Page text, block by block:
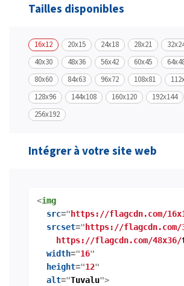
Tailles disponibles
16x12 20x15 24x18 28x21
40x30
48x36 56x42 60x45
80x60
84x63 96x72 108x81
128x96
144x108 160x120 192x144
256x192
Intégrer à votre site web
<img
src=" https://flagcdn.com/
srcset=" https://flagcdn.com/
https://flagcdn.com/48x36/
width="16"
height="12"
alt="Tuvalu">